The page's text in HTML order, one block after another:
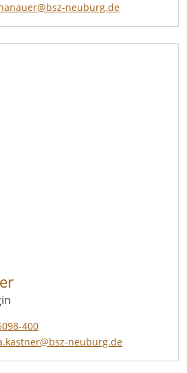
neuburg.de
400
neuburg.de